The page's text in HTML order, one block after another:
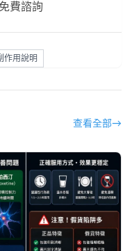
費諮詢
作用說明
查看全部→